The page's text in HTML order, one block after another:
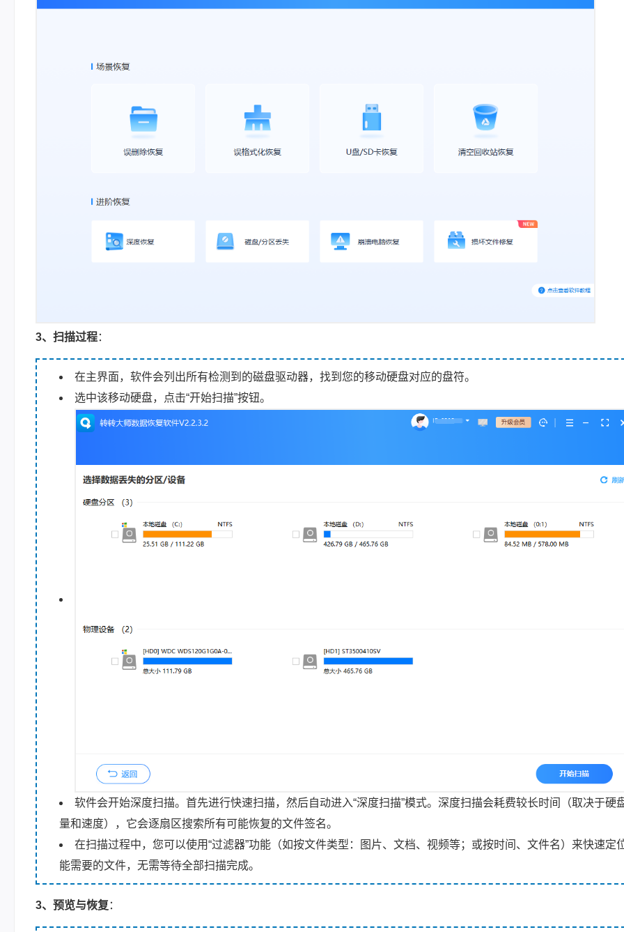
3、扫描过程：
在主界面，软件会列出所有检测到的磁盘驱动器，找到您的移动硬盘对应的盘符。
选中该移动硬盘，点击“开始扫描”按钮。
软件会开始深度扫描。首先进行快速扫描，然后自动进入“深度扫描”模式。深度扫描会耗费较长时间（取决于硬
量和速度），它会逐扇区搜索所有可能恢复的文件签名。
在扫描过程中，您可以使用“过滤器”功能（如按文件类型：图片、文档、视频等；或按时间、文件名）来快速定
能需要的文件，无需等待全部扫描完成。
3、预览与恢复 ：